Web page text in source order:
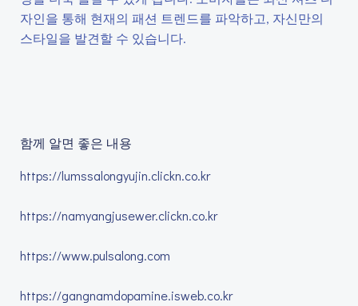
자인을 통해 현재의 패션 트렌드를 파악하고, 자신만의
스타일을 발견할 수 있습니다.
함께 알면 좋은 내용
https://lumssalongyujin.clickn.co.kr
https://namyangjusewer.clickn.co.kr
https://www.pulsalong.com
https://gangnamdopamine.isweb.co.kr